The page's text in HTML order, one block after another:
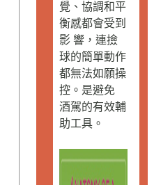
覺、協調和平
衡感都會受到
影 響，連撿
球的簡單動作
都無法如願操
控。是避免
酒駕的有效輔
助工具。